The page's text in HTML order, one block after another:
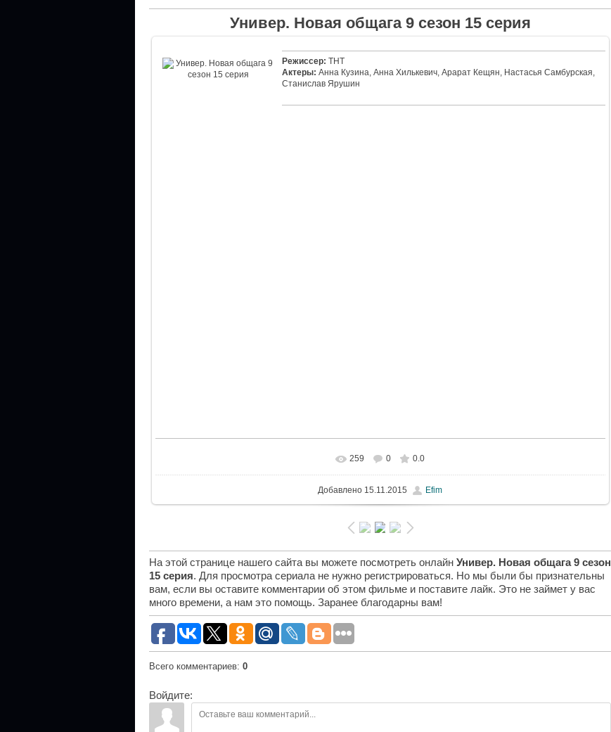
Универ. Новая общага 9 сезон 15 серия
Режиссер: ТНТ
Актеры: Анна Кузина, Анна Хилькевич, Арарат Кещян, Настасья Самбурская,
Станислав Ярушин
259 0 0.0
Добавлено 15.11.2015 Efim
На этой странице нашего сайта вы можете посмотреть онлайн Универ. Новая общага 9 сезон
15 серия. Для просмотра сериала не нужно регистрироваться. Но мы были бы признательны
вам, если вы оставите комментарии об этом фильме и поставите лайк. Это не займет у вас
много времени, а нам это помощь. Заранее благодарны вам!
Всего комментариев: 0
Войдите: